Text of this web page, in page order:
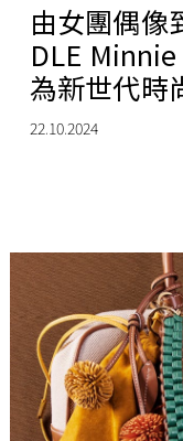
由女團偶像
DLE
為新世代時
22.10.2024